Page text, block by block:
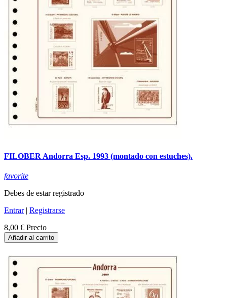
FILOBER Andorra Esp. 1993 (montado con estuches).
favorite
Debes de estar registrado
Entrar| Registrarse
8,00 € Precio
Añadir al carrito